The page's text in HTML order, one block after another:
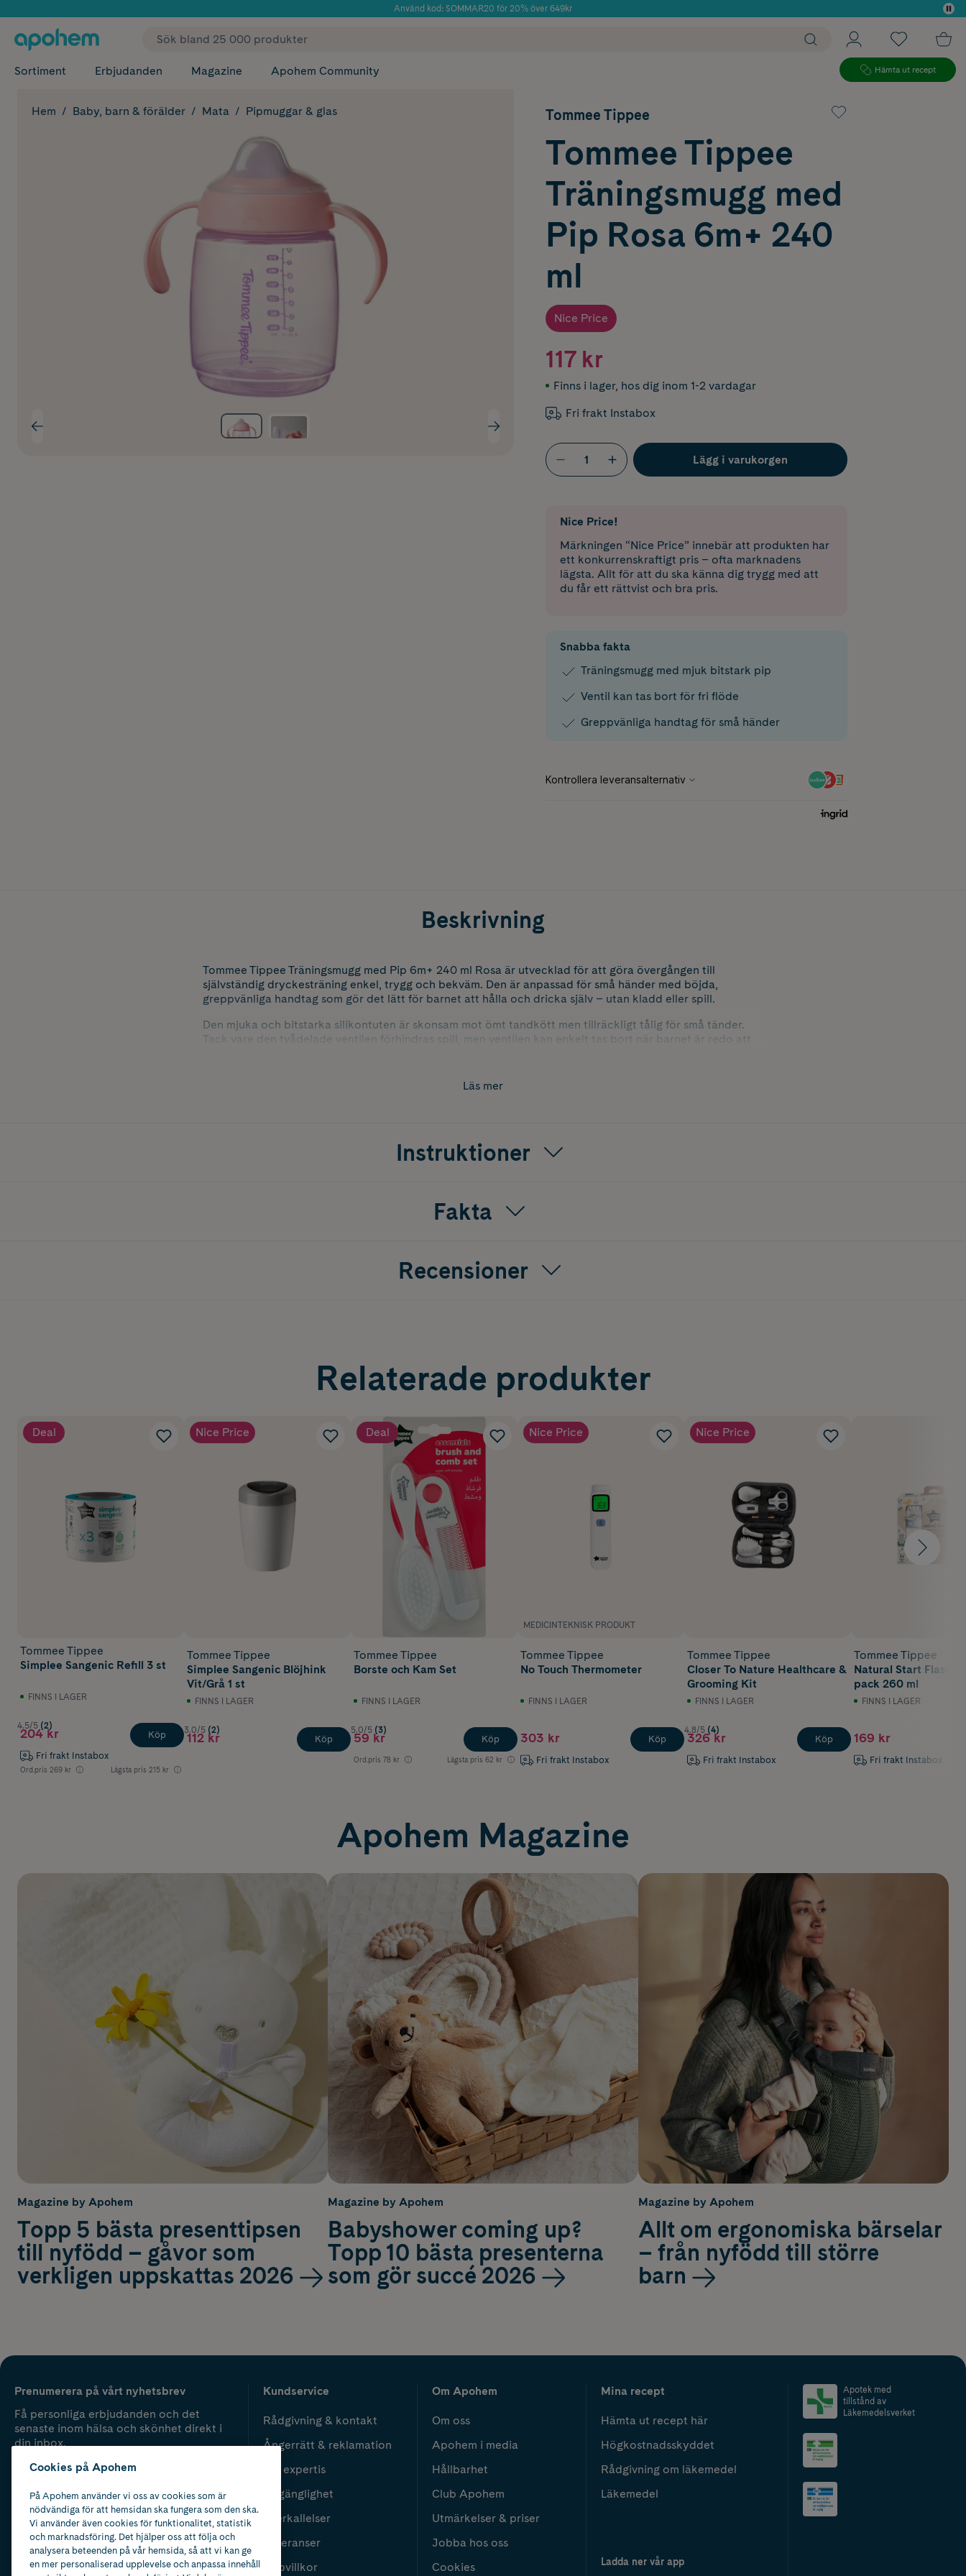
Använd kod: SOMMAR20 för 20% över 649kr
✓ Fri frakt
Sortiment Erbjudanden Magazine Apohem Community Hämta ut recept
Hem Baby, barn & förälder Mata Pipmuggar & glas Tommee Tippee
Tommee Tippee
Träningsmugg med
Pip Rosa 6m+ 240
ml
Nice Price
117 kr
Finns i lager, hos dig inom 1-2 vardagar
Fri frakt Instabox
Lägg i varukorgen
Nice Price!
Märkningen “Nice Price” innebär att produkten har
ett konkurrenskraftigt pris – ofta marknadens
lägsta. Allt för att du ska känna dig trygg med att
du får ett rättvist och bra pris.
Snabba fakta
Träningsmugg med mjuk bitstark pip
Ventil kan tas bort för fri flöde
Greppvänliga handtag för små händer
Beskrivning
Tommee Tippee Träningsmugg med Pip 6m+ 240 ml Rosa är utvecklad för att göra övergången till
självständig dryckesträning enkel, trygg och bekväm. Den är anpassad för små händer med böjda,
greppvänliga handtag som gör det lätt för barnet att hålla och dricka själv – utan kladd eller spill.
Den mjuka och bitstarka silikontuten är skonsam mot ömt tandkött men tillräckligt tålig för små tänder.
Tack vare den tvådelade ventilen förhindras spill, men ventilen kan enkelt tas bort när barnet är redo att
Muggen har tydliga måttmarkeringar så att du enkelt kan följa barnets vätskeintag, och alla delar tål både
diskmaskin och sterilisering för smidig rengöring. Den är tillverkad av BPA-fri plast och silikon och är både
Läs mer
Instruktioner
Fakta
Recensioner
Relaterade produkter
Deal
Tommee Tippee
Simplee Sangenic Refill 3 st
FINNS I LAGER
4.5/5 (2)
204 kr
Fri frakt Instabox
Ord.pris 269 kr Lägsta pris 215 kr
Köp
Nice Price
Tommee Tippee
Simplee Sangenic Blöjhink
Vit/Grå 1 st
FINNS I LAGER
3.0/5 (2)
112 kr Köp
Deal
Tommee Tippee
Borste och Kam Set
FINNS I LAGER
5.0/5 (3)
59 kr
Ord.pris 78 kr Lägsta pris 62 kr
Köp
Nice Price
MEDICINTEKNISK PRODUKT
Tommee Tippee
No Touch Thermometer
FINNS I LAGER
303 kr
Fri frakt Instabox
Köp
Nice Price
Tommee Tippee
Closer To Nature Healthcare &
Grooming Kit
FINNS I LAGER
4.8/5 (4)
326 kr
Fri frakt Instabox
Köp
Tommee Tippee
Natural Start Flaska
pack 260 ml
FINNS I LAGER
169 kr
Fri frakt Instabox
Apohem Magazine
Magazine by Apohem
Topp 5 bästa presenttipsen
till nyfödd – gåvor som
verkligen uppskattas 2026
Magazine by Apohem
Babyshower coming up?
Topp 10 bästa presenterna
som gör succé 2026
Magazine by Apohem
Allt om ergonomiska bärselar
– från nyfödd till större
barn
Prenumerera på vårt nyhetsbrev
Få personliga erbjudanden och det
senaste inom hälsa och skönhet direkt i
din inbox.
Kundservice
Rådgivning & kontakt
Ångerrätt & reklamation
Vår expertis
Tillgänglighet
Återkallelser
Leveranser
Köpvillkor
Om Apohem
Om oss
Apohem i media
Hållbarhet
Club Apohem
Utmärkelser & priser
Jobba hos oss
Cookies
Mina recept
Hämta ut recept här
Högkostnadsskyddet
Rådgivning om läkemedel
Läkemedel
Ladda ner vår app
Apotek med
tillstånd av
Läkemedelsverket
Cookies på Apohem
På Apohem använder vi oss av cookies som är
nödvändiga för att hemsidan ska fungera som den ska.
Vi använder även cookies för funktionalitet, statistik
och marknadsföring. Det hjälper oss att följa och
analysera beteenden på vår hemsida, så att vi kan ge
en mer personaliserad upplevelse och anpassa innehåll